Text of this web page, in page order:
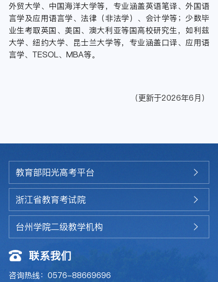
外贸大学、中国海洋大学等，专业涵盖英语笔译、外国语
言学及应用语言学、法律（非法学）、会计学等；少数毕
业生考取英国、美国、澳大利亚等国高校研究生，如利兹
大学、纽约大学、昆士兰大学等，专业涵盖口译、应用语
言学、TESOL、MBA等。
（更新于2026年6月）
教育部阳光高考平台
浙江省教育考试院
台州学院二级教学机构
联系我们
咨询热线：0576-88669696